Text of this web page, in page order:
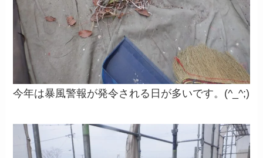
今年は暴風警報が発令される日が多いです。(^_^;)